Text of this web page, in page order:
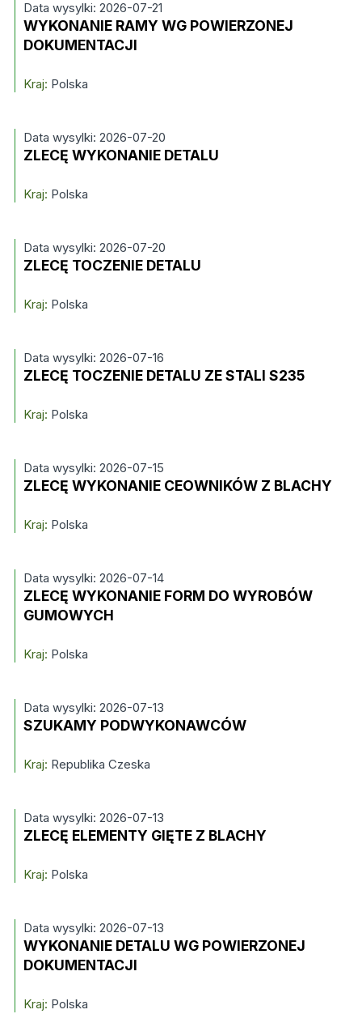
Data wysylki: 2026-07-21
WYKONANIE RAMY WG POWIERZONEJ
DOKUMENTACJI
Kraj: Polska
Data wysylki: 2026-07-20
ZLECĘ WYKONANIE DETALU
Kraj: Polska
Data wysylki: 2026-07-20
ZLECĘ TOCZENIE DETALU
Kraj: Polska
Data wysylki: 2026-07-16
ZLECĘ TOCZENIE DETALU ZE STALI S235
Kraj: Polska
Data wysylki: 2026-07-15
ZLECĘ WYKONANIE CEOWNIKÓW Z BLACHY
Kraj: Polska
Data wysylki: 2026-07-14
ZLECĘ WYKONANIE FORM DO WYROBÓW
GUMOWYCH
Kraj: Polska
Data wysylki: 2026-07-13
SZUKAMY PODWYKONAWCÓW
Kraj: Republika Czeska
Data wysylki: 2026-07-13
ZLECĘ ELEMENTY GIĘTE Z BLACHY
Kraj: Polska
Data wysylki: 2026-07-13
WYKONANIE DETALU WG POWIERZONEJ
DOKUMENTACJI
Kraj: Polska